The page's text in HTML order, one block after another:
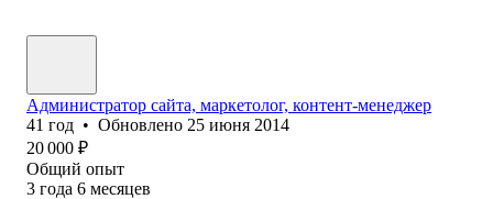
Администратор сайта, маркетолог, контент-менеджер
41 год • Обновлено 25 июня 2014
20 000 ₽
Общий опыт
3 года 6 месяцев